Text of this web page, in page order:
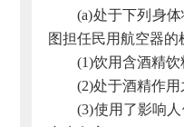
(a)处于下列身
图担任民用航空器的
(1)饮用含酒精饮
(2)处于酒精作用
(3)使用了影响